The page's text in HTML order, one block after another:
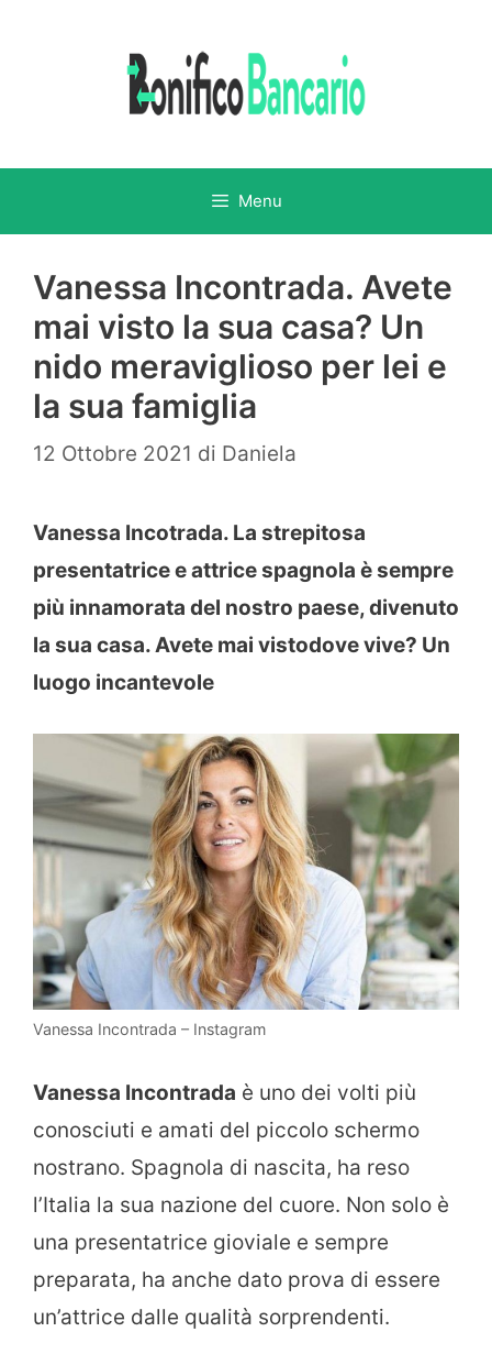
Menu
Vanessa Incontrada. Avete
mai visto la sua casa? Un
nido meraviglioso per lei e
la sua famiglia
12 Ottobre 2021 di Daniela
Vanessa Incotrada. La strepitosa
presentatrice e attrice spagnola è sempre
più innamorata del nostro paese, divenuto
la sua casa. Avete mai vistodove vive? Un
luogo incantevole
Vanessa Incontrada – Instagram
Vanessa Incontrada è uno dei volti più
conosciuti e amati del piccolo schermo
nostrano. Spagnola di nascita, ha reso
l’Italia la sua nazione del cuore. Non solo è
una presentatrice gioviale e sempre
preparata, ha anche dato prova di essere
un’attrice dalle qualità sorprendenti.